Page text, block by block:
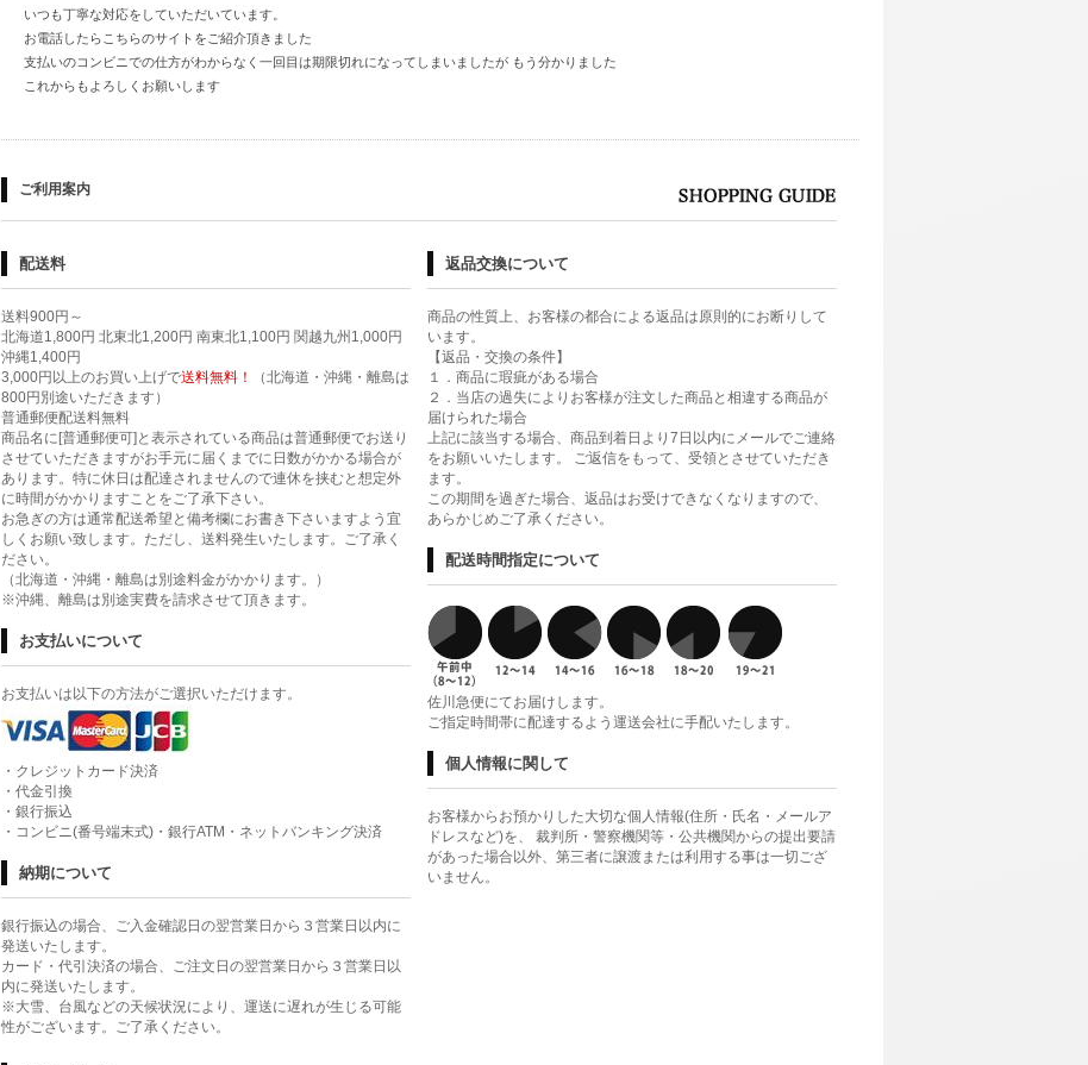
いつも丁寧な対応をしていただいています。
お電話したらこちらのサイトをご紹介頂きました
支払いのコンビニでの仕方がわからなく一回目は期限切れになってしまいましたが もう分かりました
これからもよろしくお願いします
ご利用案内
配送料
送料900円～
北海道1,800円 北東北1,200円 南東北1,100円 関越九州1,000円
沖縄1,400円
3,000円以上のお買い上げで送料無料！
（北海道・沖縄・離島は
800円別途いただきます）
普通郵便配送料無料
商品名に[普通郵便可]と表示されている商品は普通郵便でお送り
させていただきますがお手元に届くまでに日数がかかる場合が
あります。特に休日は配達されませんので連休を挟むと想定外
に時間がかかりますことをご了承下さい。
お急ぎの方は通常配送希望と備考欄にお書き下さいますよう宜
しくお願い致します。ただし、送料発生いたします。ご了承く
ださい。
（北海道・沖縄・離島は別途料金がかかります。）
※沖縄、離島は別途実費を請求させて頂きます。
お支払いについて
お支払いは以下の方法がご選択いただけます。
・クレジットカード決済
・代金引換
・銀行振込
・コンビニ(番号端末式)・銀行ATM・ネットバンキング決済
納期について
銀行振込の場合、ご入金確認日の翌営業日から３営業日以内に
発送いたします。
カード・代引決済の場合、ご注文日の翌営業日から３営業日以
内に発送いたします。
※大雪、台風などの天候状況により、運送に遅れが生じる可能
性がございます。ご了承ください。
返品交換について
商品の性質上、お客様の都合による返品は原則的にお断りして
います。
【返品・交換の条件】
１．商品に瑕疵がある場合
２．当店の過失によりお客様が注文した商品と相違する商品が
届けられた場合
上記に該当する場合、商品到着日より7日以内にメールでご連絡
をお願いいたします。 ご返信をもって、受領とさせていただき
ます。
この期間を過ぎた場合、返品はお受けできなくなりますので、
あらかじめご了承ください。
配送時間指定について
佐川急便にてお届けします。
ご指定時間帯に配達するよう運送会社に手配いたします。
個人情報に関して
お客様からお預かりした大切な個人情報(住所・氏名・メールア
ドレスなど)を、 裁判所・警察機関等・公共機関からの提出要請
があった場合以外、第三者に譲渡または利用する事は一切ござ
いません。